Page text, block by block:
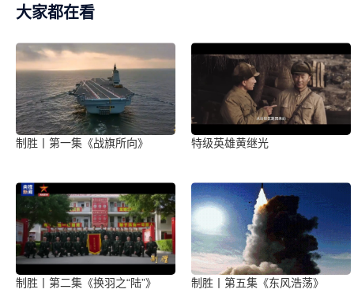
大家都在看
制胜丨第一集《战旗所向》 特级英雄黄继光
制胜丨第二集《换羽之“陆”》 制胜丨第五集《东风浩荡》